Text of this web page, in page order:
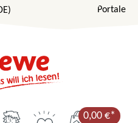
Portale
0,00 €*